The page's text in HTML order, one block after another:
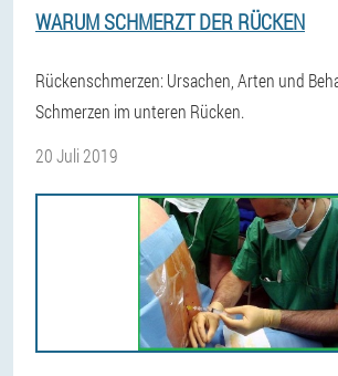
WARUM SCHMERZT DER RÜCKEN
Rückenschmerzen: Ursachen, Arten und
Schmerzen im unteren Rücken.
20 Juli 2019